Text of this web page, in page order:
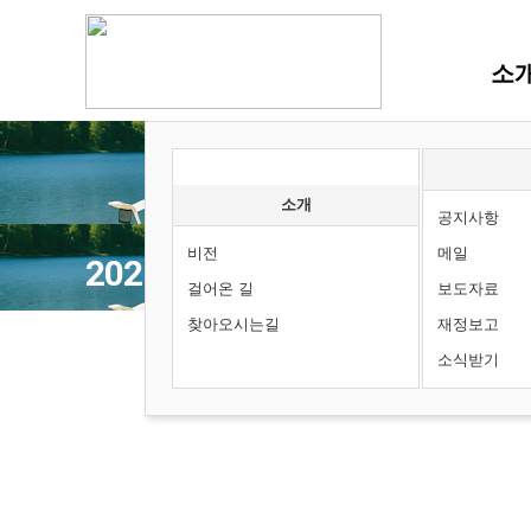
소
소개
비전
걸어온 길
찾아오시는길
공지사항
메일
보도자료
재정보고
소식받기
2025 회원단체 여름 행사
제자선교회
최고관리자 0405